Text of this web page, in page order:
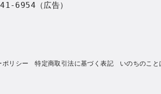
6954（広告）
ポリシー 特定商取引法に基づく表記 いのちのこと